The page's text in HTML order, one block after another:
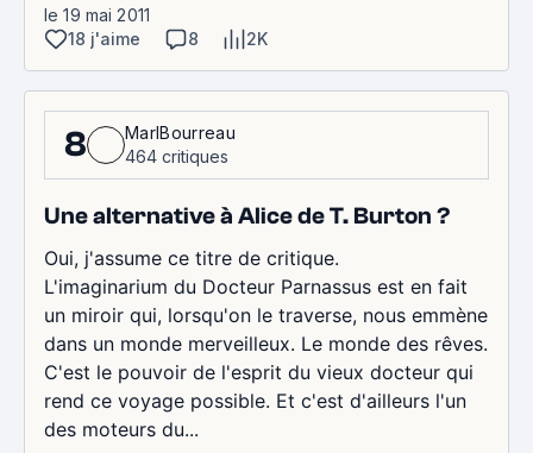
le 19 mai 2011
18 j'aime
8 2K
8
MarlBourreau
464 critiques
Une alternative à Alice de T. Burton ?
Oui, j'assume ce titre de critique.
L'imaginarium du Docteur Parnassus est en fait
un miroir qui, lorsqu'on le traverse, nous emmène
dans un monde merveilleux. Le monde des rêves.
C'est le pouvoir de l'esprit du vieux docteur qui
rend ce voyage possible. Et c'est d'ailleurs l'un
des moteurs du...